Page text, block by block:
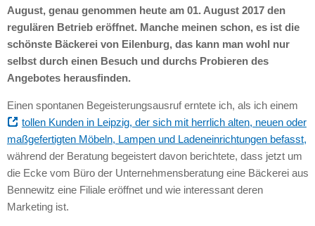
August, genau genommen heute am 01. August 2017 den
regulären Betrieb eröffnet. Manche meinen schon, es ist die
schönste Bäckerei von Eilenburg, das kann man wohl nur
selbst durch einen Besuch und durchs Probieren des
Angebotes herausfinden.
Einen spontanen Begeisterungsausruf erntete ich, als ich einem
tollen Kunden in Leipzig, der sich mit herrlich alten, neuen oder
maßgefertigten Möbeln, Lampen und Ladeneinrichtungen befasst,
während der Beratung begeistert davon berichtete, dass jetzt um
die Ecke vom Büro der Unternehmensberatung eine Bäckerei aus
Bennewitz eine Filiale eröffnet und wie interessant deren
Marketing ist.